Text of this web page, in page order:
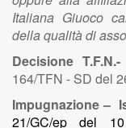
Italiana Giuoco
della qualità di
Decisione
164/TFN - SD del
Impugnazione –
21/GC/ep del